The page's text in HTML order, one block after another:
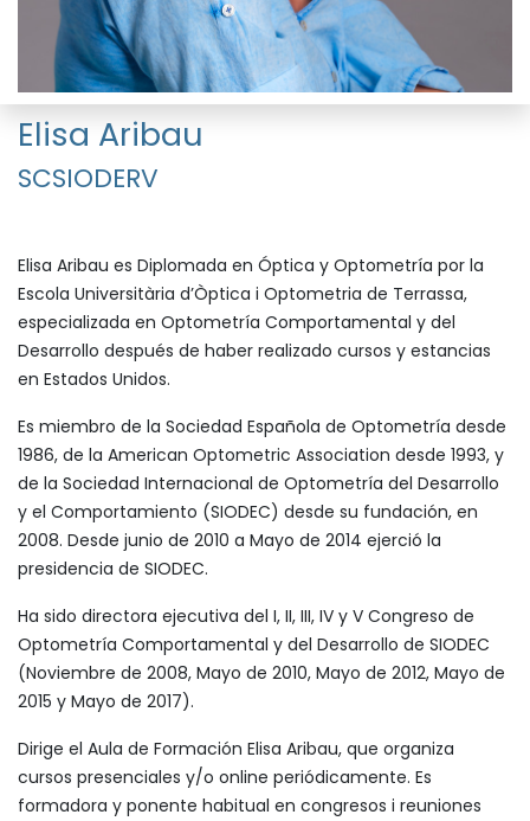
Elisa Aribau
SCSIODERV
Elisa Aribau es Diplomada en Óptica y Optometría por la
Escola Universitària d’Òptica i Optometria de Terrassa,
especializada en Optometría Comportamental y del
Desarrollo después de haber realizado cursos y estancias
en Estados Unidos.
Es miembro de la Sociedad Española de Optometría desde
1986, de la American Optometric Association desde 1993, y
de la Sociedad Internacional de Optometría del Desarrollo
y el Comportamiento (SIODEC) desde su fundación, en
2008. Desde junio de 2010 a Mayo de 2014 ejerció la
presidencia de SIODEC.
Ha sido directora ejecutiva del I, II, III, IV y V Congreso de
Optometría Comportamental y del Desarrollo de SIODEC
(Noviembre de 2008, Mayo de 2010, Mayo de 2012, Mayo de
2015 y Mayo de 2017).
Dirige el Aula de Formación Elisa Aribau, que organiza
cursos presenciales y/o online periódicamente. Es
formadora y ponente habitual en congresos i reuniones